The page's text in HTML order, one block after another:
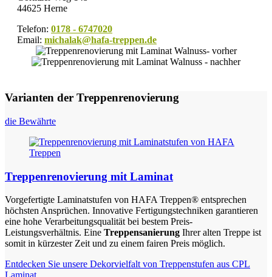
44625 Herne
Telefon: 0178 - 6747020
Email: michalak@hafa-treppen.de
Varianten der Treppenrenovierung
die Bewährte
Treppenrenovierung mit Laminat
Vorgefertigte Laminatstufen von HAFA Treppen® entsprechen
höchsten Ansprüchen. Innovative Fertigungstechniken garantieren
eine hohe Verarbeitungsqualität bei bestem Preis-
Leistungsverhältnis. Eine Treppensanierung Ihrer alten Treppe ist
somit in kürzester Zeit und zu einem fairen Preis möglich.
Entdecken Sie unsere Dekorvielfalt von Treppenstufen aus CPL